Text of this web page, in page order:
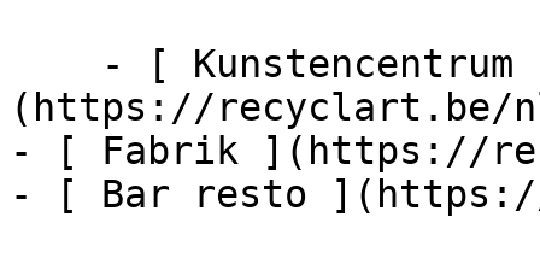
(https://recyclart.be/
- [ Fabrik ](https://
- [ Bar resto